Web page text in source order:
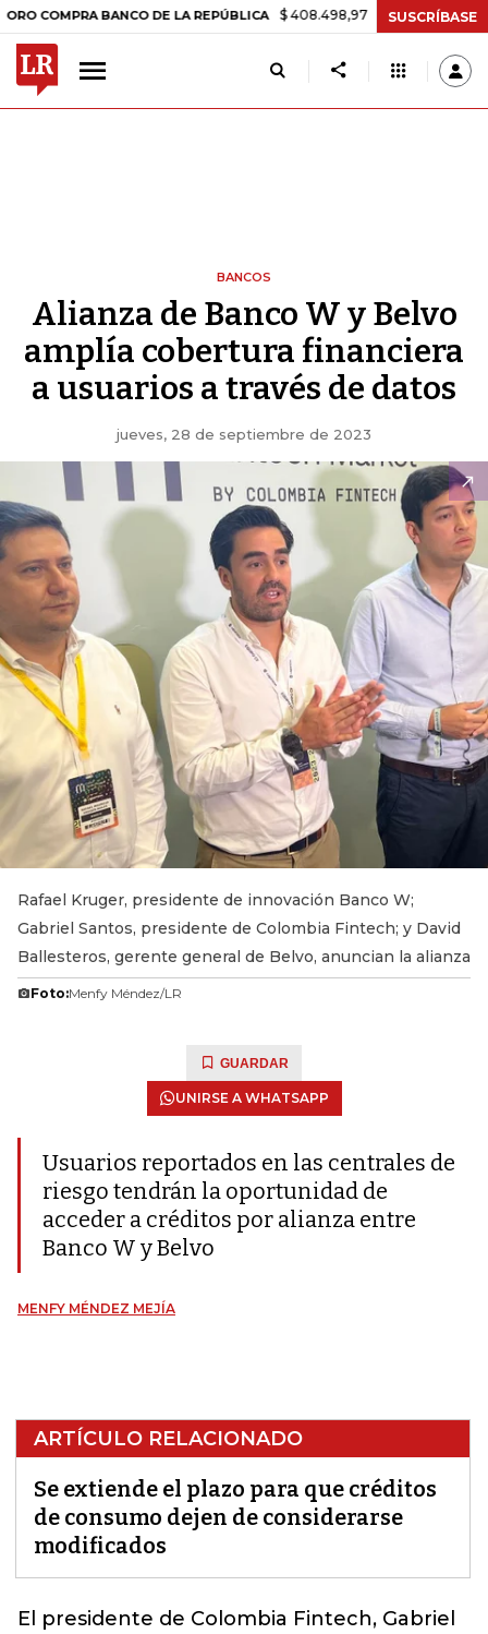
BANCO DE LA REPÚBLICA $ 408.498,97 +$ 8.753,81 +2,19%
SUSCRÍBASE
BANCOS
Alianza de Banco W y Belvo
amplía cobertura financiera
a usuarios a través de datos
jueves, 28 de septiembre de 2023
Rafael Kruger, presidente de innovación Banco W;
Gabriel Santos, presidente de Colombia Fintech; y David
Ballesteros, gerente general de Belvo, anuncian la alianza
Foto:Menfy Méndez/LR
GUARDAR
UNIRSE A WHATSAPP
Usuarios reportados en las centrales de
riesgo tendrán la oportunidad de
acceder a créditos por alianza entre
Banco W y Belvo
MENFY MÉNDEZ MEJÍA
ARTÍCULO RELACIONADO
Se extiende el plazo para que créditos
de consumo dejen de considerarse
modificados
El presidente de Colombia Fintech, Gabriel